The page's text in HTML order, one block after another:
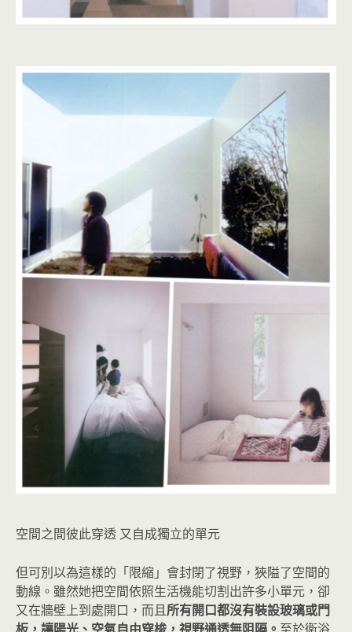
空間之間彼此穿透 又自成獨立的單元
但可別以為這樣的「限縮」會封閉了視野，狹隘了空間的
動線。雖然她把空間依照生活機能切割出許多小單元，卻
又在牆壁上到處開口，而且所有開口都沒有裝設玻璃或門